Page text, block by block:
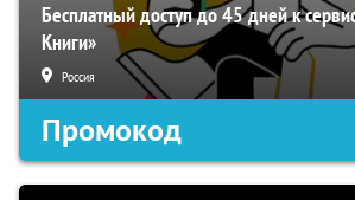
Бесплатный доступ до 45 дней к
Книги»
Россия
Промокод